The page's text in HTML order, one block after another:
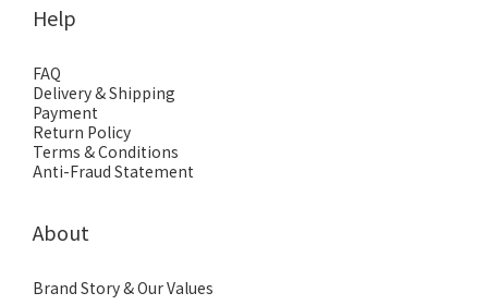
Help
FAQ
Delivery & Shipping
Payment
Return Policy
Terms & Conditions
Anti-Fraud Statement
About
Brand Story & Our Values